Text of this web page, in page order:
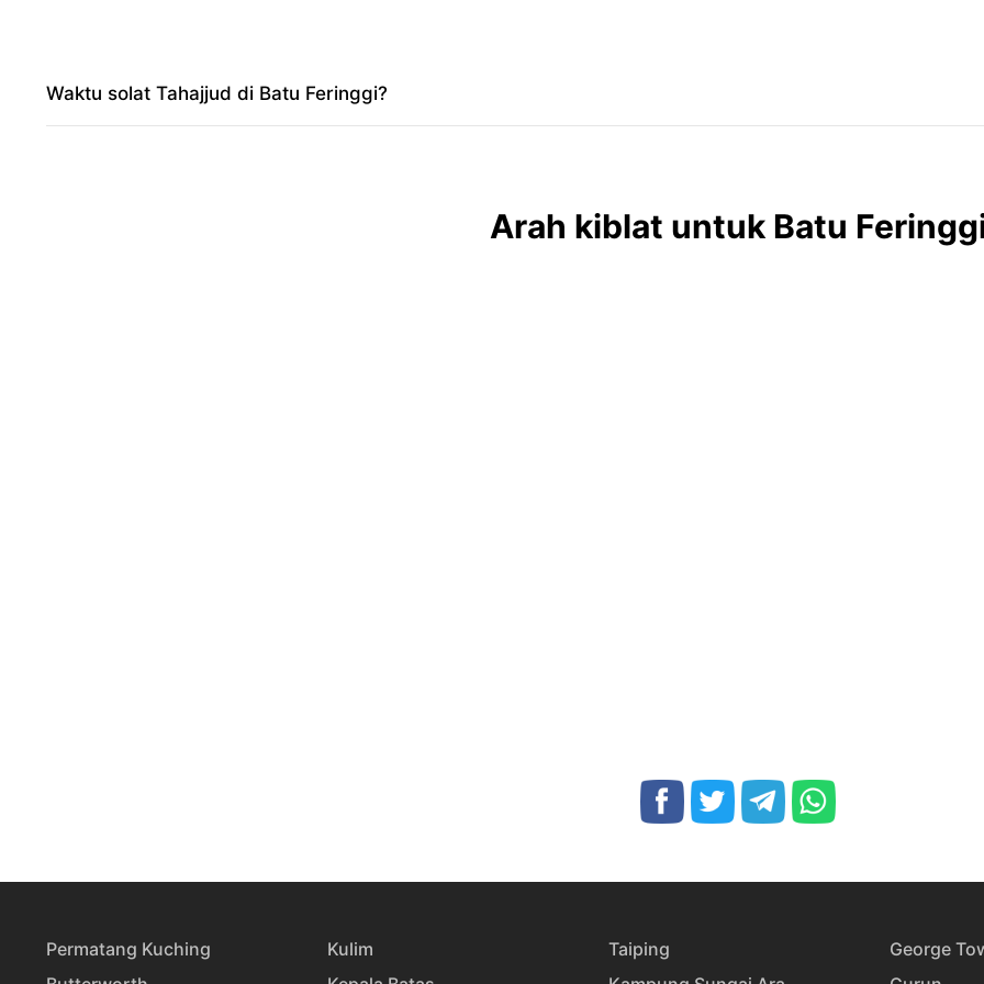
Waktu solat Tahajjud di Batu Feringgi?
Arah kiblat untuk Batu
Permatang Kuching Kulim Taiping
George